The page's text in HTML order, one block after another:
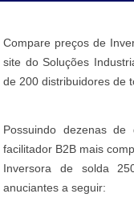
Compare preços de
site do Soluções
de 200 distribuidores de
Possuindo dezenas
facilitador B2B mais
Inversora de solda
anuciantes a seguir: